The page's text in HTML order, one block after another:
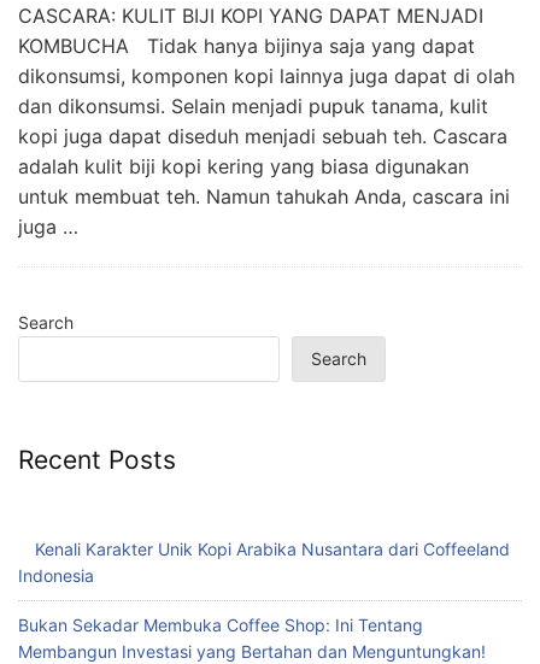
CASCARA: KULIT BIJI KOPI YANG DAPAT MENJADI
KOMBUCHA Tidak hanya bijinya saja yang dapat
dikonsumsi, komponen kopi lainnya juga dapat di olah
dan dikonsumsi. Selain menjadi pupuk tanama, kulit
kopi juga dapat diseduh menjadi sebuah teh. Cascara
adalah kulit biji kopi kering yang biasa digunakan
untuk membuat teh. Namun tahukah Anda, cascara ini
juga …
Search
Search
Recent Posts
Kenali Karakter Unik Kopi Arabika Nusantara dari Coffeeland
Indonesia
Bukan Sekadar Membuka Coffee Shop: Ini Tentang
Membangun Investasi yang Bertahan dan Menguntungkan!